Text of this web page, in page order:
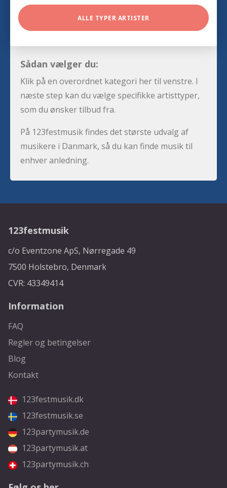
ALLE TYPER ARTISTER
Sådan vælger du:
Klik på en overordnet kategori her til venstre. I
næste step kan du vælge specifikke artisttyper,
som du ønsker tilbud fra.
På 123festmusik findes det største udvalg af
musikere i Danmark, så du kan finde musik til
enhver anledning.
123festmusik
c/o Eventzone ApS, Nørregade 49
7500 Holstebro, Denmark
CVR: 43349414
Information
FAQ
Regler og betingelser
Blog
Kontakt
123festmusik.dk
123festmusik.se
123partymusik.de
123partymusik.at
123partymusik.ch